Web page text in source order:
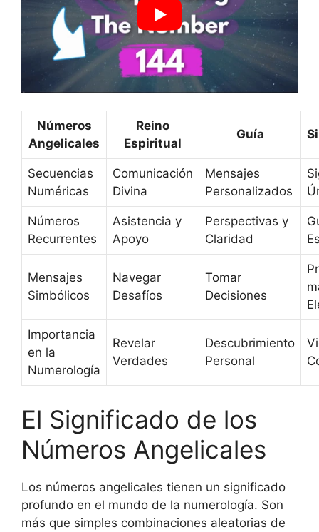
Números
Angelicales
Reino
Espiritual
Guía
Secuencias
Numéricas
Comunicación
Divina
Mensajes
Personalizados
Números
Recurrentes
Asistencia y
Apoyo
Perspectivas y
Claridad
Mensajes
Simbólicos
Navegar
Desafíos
Tomar
Decisiones
Importancia
en la
Numerología
Revelar
Verdades
Descubrimiento
Personal
El Significado de los
Números Angelicales
Los números angelicales tienen un significado
profundo en el mundo de la numerología. Son
más que simples combinaciones aleatorias de